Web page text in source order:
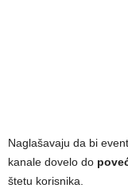
Naglašavaju da bi
kanale dovelo do
štetu korisnika.